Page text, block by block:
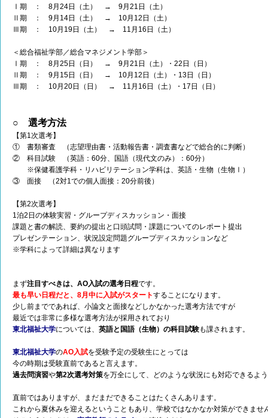
Ⅰ期 ： 8月24日（土） → 9月21日（土）
Ⅱ期 ： 9月14日（土） → 10月12日（土）
Ⅲ期 ： 10月19日（土） → 11月16日（土）
＜総合福祉学部／総合マネジメント学部＞
Ⅰ期 ： 8月25日（日） → 9月21日（土）・22日（日）
Ⅱ期 ： 9月15日（日） → 10月12日（土）・13日（日）
Ⅲ期 ： 10月20日（日） → 11月16日（土）・17日（日）
○ 選考方法
【第1次選考】
① 書類審査 （志望理由書・活動報告書・調査書などで総合的に判断）
② 科目試験 （英語：60分、国語（現代文のみ）：60分）
※保健看護学科・リハビリテーション学科は、英語・生物（生物Ⅰ）
③ 面接 （2対1での個人面接：20分前後）
【第2次選考】
1泊2日の体験実習・グループディスカッション・面接
課題と書の解読、要約の提出と口頭試問・課題についてのレポート提出
プレゼンテーション、状況設定問題グループディスカッションなど
※学科によって詳細は異なります
まず注目すべきは、AO入試の選考日程です。
最も早い日程だと、8月中に入試がスタートすることになります。
少し前までであれば、小論文と面接などしかなかった選考方法ですが
最近では非常に多様な選考方法が採用されており
東北福祉大学については、 英語と国語（生物）の科目試験も課されます。
東北福祉大学のAO入試を受験予定の受験生にとっては
今の時期は受験直前であると言えます。
過去問演習や第2次選考対策を万全にして、どのような状況にも対応できるよ
直前ではありますが、まだまだできることはたくさんあります。
これから夏休みを迎えるということもあり、学校ではなかなか対策ができませ